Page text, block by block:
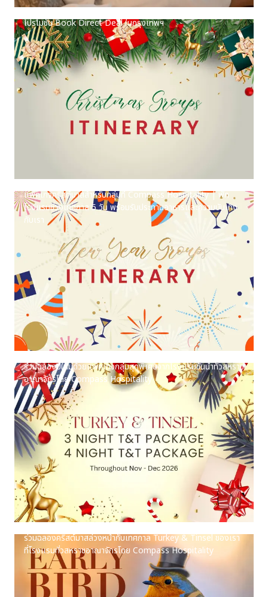
โปรโมชัน Book Direct Deal ในกรุงเทพฯ
แพ็คเกจคริสต์มาสสำหรับกลุ่มที่ Compass Hospitality | พัก
โรงแรมช่วงเทศกาล 5 วัน พร้อมรับประทานอาหารและความบันเทิง
กับเรา
ร่วมฉลองปีใหม่ด้วยแพ็คเกจกลุ่มสุดพิเศษจากโรงแรมชั้นนำทั่วสหราช
อาณาจักรโดย Compass Hospitality
ร่วมฉลองคริสต์มาสล่วงหน้ากับเทศกาล Turkey & Tinsel ของเรา
ที่โรงแรมทั่วสหราชอาณาจักรโดย Compass Hospitality